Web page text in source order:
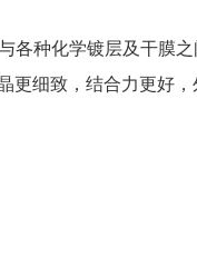
种化学镀层及干膜
细致，结合力更好